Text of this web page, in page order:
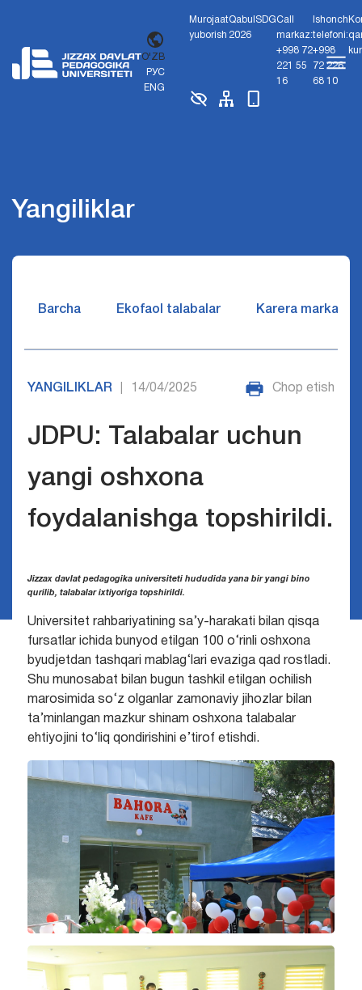
O'ZB
РУС
ENG
Murojaat
yuborish
Qabul
2026
SDGCall
markaz:
+998 72
221 55
16
Ishonch
telefoni:
+998
72 226
68 10
Yangiliklar
Barcha Ekofaol talabalar Karera markazi
YANGILIKLAR 14/04/2025 Chop etish
JDPU: Talabalar uchun
yangi oshxona
foydalanishga topshirildi.
Jizzax davlat pedagogika universiteti hududida yana bir yangi bino
qurilib, talabalar ixtiyoriga topshirildi.
Universitet rahbariyatining sa’y-harakati bilan qisqa
fursatlar ichida bunyod etilgan 100 o‘rinli oshxona
byudjetdan tashqari mablag‘lari evaziga qad rostladi.
Shu munosabat bilan bugun tashkil etilgan ochilish
marosimida so‘z olganlar zamonaviy jihozlar bilan
ta’minlangan mazkur shinam oshxona talabalar
ehtiyojini to‘liq qondirishini e’tirof etishdi.